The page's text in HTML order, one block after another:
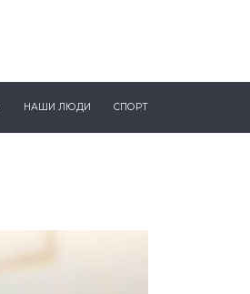
НАШИ ЛЮДИ СПОРТ